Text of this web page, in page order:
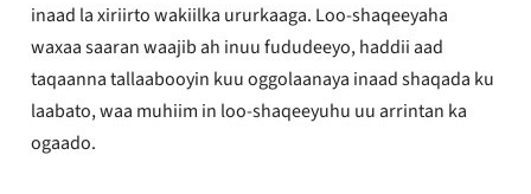
inaad la xiriirto wakiilka ururkaaga. Loo-shaqeeyaha
waxaa saaran waajib ah inuu fududeeyo, haddii aad
taqaanna tallaabooyin kuu oggolaanaya inaad shaqada ku
laabato, waa muhiim in loo-shaqeeyuhu uu arrintan ka
ogaado.